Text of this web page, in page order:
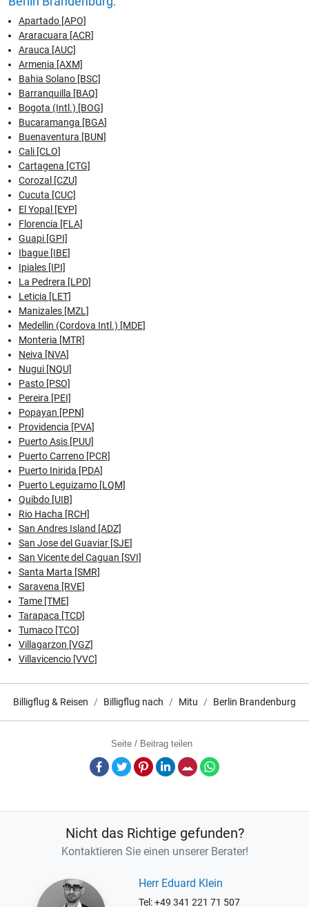
Apartado [APO]
Araracuara [ACR]
Arauca [AUC]
Armenia [AXM]
Bahia Solano [BSC]
Barranquilla [BAQ]
Bogota (Intl.) [BOG]
Bucaramanga [BGA]
Buenaventura [BUN]
Cali [CLO]
Cartagena [CTG]
Corozal [CZU]
Cucuta [CUC]
El Yopal [EYP]
Florencia [FLA]
Guapi [GPI]
Ibague [IBE]
Ipiales [IPI]
La Pedrera [LPD]
Leticia [LET]
Manizales [MZL]
Medellin (Cordova Intl.) [MDE]
Monteria [MTR]
Neiva [NVA]
Nugui [NQU]
Pasto [PSO]
Pereira [PEI]
Popayan [PPN]
Providencia [PVA]
Puerto Asis [PUU]
Puerto Carreno [PCR]
Puerto Inirida [PDA]
Puerto Leguizamo [LQM]
Quibdo [UIB]
Rio Hacha [RCH]
San Andres Island [ADZ]
San Jose del Guaviar [SJE]
San Vicente del Caguan [SVI]
Santa Marta [SMR]
Saravena [RVE]
Tame [TME]
Tarapaca [TCD]
Tumaco [TCO]
Villagarzon [VGZ]
Villavicencio [VVC]
Billigflug & Reisen Billigflug nach Mitu Berlin Brandenburg
Seite / Beitrag teilen
Facebook
TwitterPinterestLinkedInE-Mail
Nicht das Richtige gefunden?
Kontaktieren Sie einen unserer Berater!
Herr Eduard Klein
Tel: +49 341 221 71 507